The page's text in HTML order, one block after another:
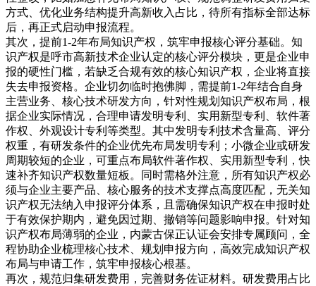
方式、优化业务结构提升高新收入占比，待所有指标全部达标
后，再正式启动申报流程。
其次，提前1-2年布局知识产权，筑牢申报核心评分基础。知
识产权是呼市高新技术企业认定的核心评分模块，更是企业申
报的硬性门槛，若缺乏合规有效的核心知识产权，企业将直接
失去申报资格。企业切勿临时抱佛脚，需提前1-2年结合自身
主营业务、核心技术研发方向，针对性规划知识产权布局，根
据企业实际情况，合理申请发明专利、实用新型专利、软件著
作权、外观设计专利等类型。其中发明专利技术含量高、评分
权重，有研发条件的企业优先布局发明专利；小微企业或研发
周期较短的企业，可重点布局软件著作权、实用新型专利，快
速补齐知识产权数量短板。同时需格外注意，所有知识产权必
须与企业主要产品、核心服务的技术支撑点高度匹配，无关知
识产权无法纳入申报评分体系，且需确保知识产权在申报时处
于有效保护期内，避免因过期、撤销等问题影响申报。针对知
识产权布局薄弱的企业，内蒙古保正认证会安排专属顾问，全
程协助企业梳理核心技术、规划申报方向，高效完成知识产权
布局与申请工作，筑牢申报核心根基。
再次，规范归集研发费用，完善财务佐证材料。研发费用占比